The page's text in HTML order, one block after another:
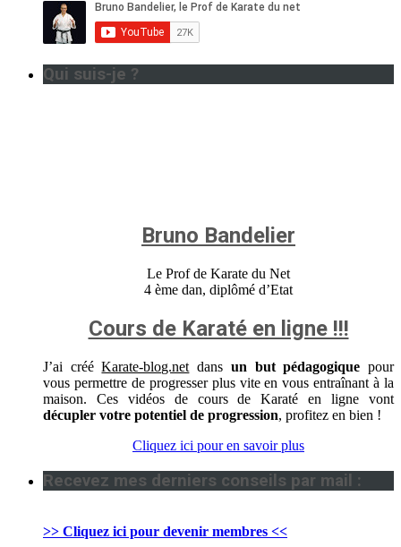
Qui suis-je ?
Bruno Bandelier
Le Prof de Karate du Net
4 ème dan, diplômé d’Etat
Cours de Karaté en ligne !!!
J’ai crééKarate-blog.net dans un but pédagogique pour
vous permettre de progresser plus vite en vous entraînant à la
maison. Ces vidéos de cours de Karaté en ligne vont
décupler votre potentiel de progression, profitez en bien !
Cliquez ici pour en savoir plus
Recevez mes derniers conseils par mail :
>> Cliquez ici pour devenir membres <<